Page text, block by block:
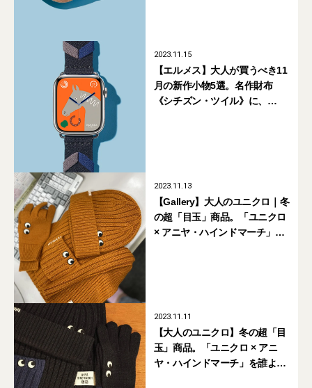
2023.11.15
【エルメス】大人が買うべき11
月の新作小物5選。名作財布
《シチズン・ツイル》に、
2023.11.13
【Gallery】大人のユニクロ｜冬
の超「目玉」商品。「ユニクロ
× アニヤ・ハインドマーチ」を
2023.11.11
【大人のユニクロ】冬の超「目
玉」商品。「ユニクロ × アニ
ヤ・ハインドマーチ」を誰より